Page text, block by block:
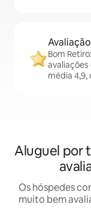
Bom
média 4,9,
Aluguel por
Os hóspedes
muito bem